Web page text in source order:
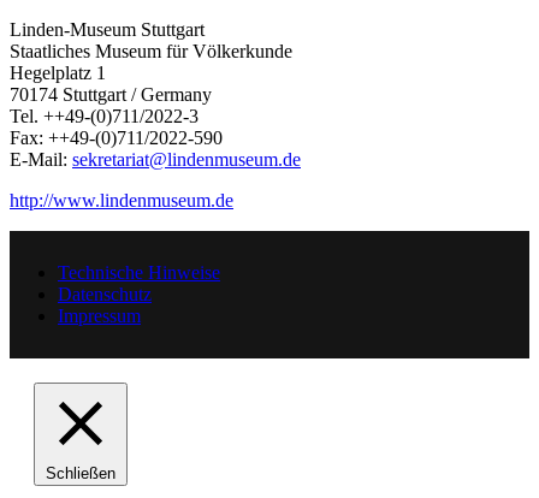
Linden-Museum Stuttgart
Staatliches Museum für Völkerkunde
Hegelplatz 1
70174 Stuttgart / Germany
Tel. ++49-(0)711/2022-3
Fax: ++49-(0)711/2022-590
E-Mail: sekretariat@lindenmuseum.de
http://www.lindenmuseum.de
Technische Hinweise
Datenschutz
Impressum
Schließen